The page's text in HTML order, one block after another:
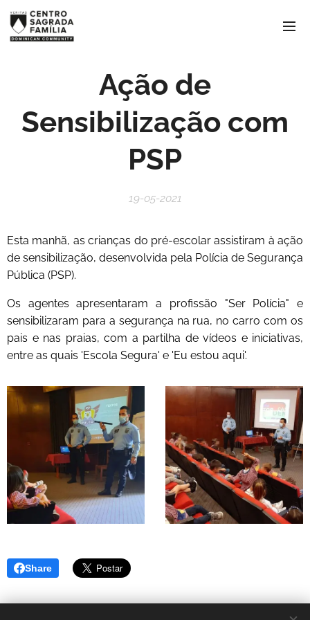
Ação de
Sensibilização com
PSP
19-05-2021
Esta manhã, as crianças do pré-escolar assistiram à ação
de sensibilização, desenvolvida pela Polícia de Segurança
Pública (PSP).
Os agentes apresentaram a profissão "Ser Polícia" e
sensibilizaram para a segurança na rua, no carro com os
pais e nas praias, com a partilha de vídeos e iniciativas,
entre as quais 'Escola Segura' e 'Eu estou aqui'.
Share